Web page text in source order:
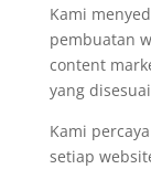
Kami
pembuatan
content
yang
Kami
setiap